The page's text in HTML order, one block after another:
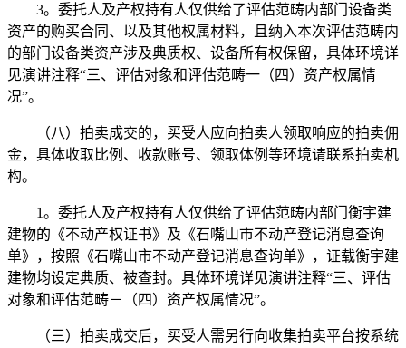
3。委托人及产权持有人仅供给了评估范畴内部门设备类
资产的购买合同、以及其他权属材料，且纳入本次评估范畴内
的部门设备类资产涉及典质权、设备所有权保留，具体环境详
见演讲注释“三、评估对象和评估范畴一（四）资产权属情
况”。
（八）拍卖成交的，买受人应向拍卖人领取响应的拍卖佣
金，具体收取比例、收款账号、领取体例等环境请联系拍卖机
构。
1。委托人及产权持有人仅供给了评估范畴内部门衡宇建
建物的《不动产权证书》及《石嘴山市不动产登记消息查询
单》，按照《石嘴山市不动产登记消息查询单》，证载衡宇建
建物均设定典质、被查封。具体环境详见演讲注释“三、评估
对象和评估范畴－（四）资产权属情况”。
（三）拍卖成交后，买受人需另行向收集拍卖平台按系统